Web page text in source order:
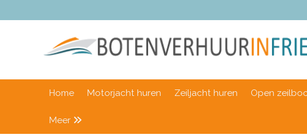
Home Motorjacht huren Zeiljacht huren Open
Meer